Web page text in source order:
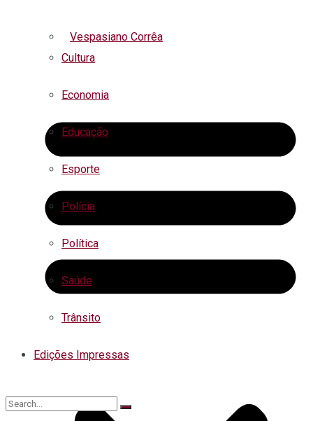
Vespasiano Corrêa
Cultura
Economia
Educação
Esporte
Polícia
Política
Saúde
Trânsito
Edições Impressas